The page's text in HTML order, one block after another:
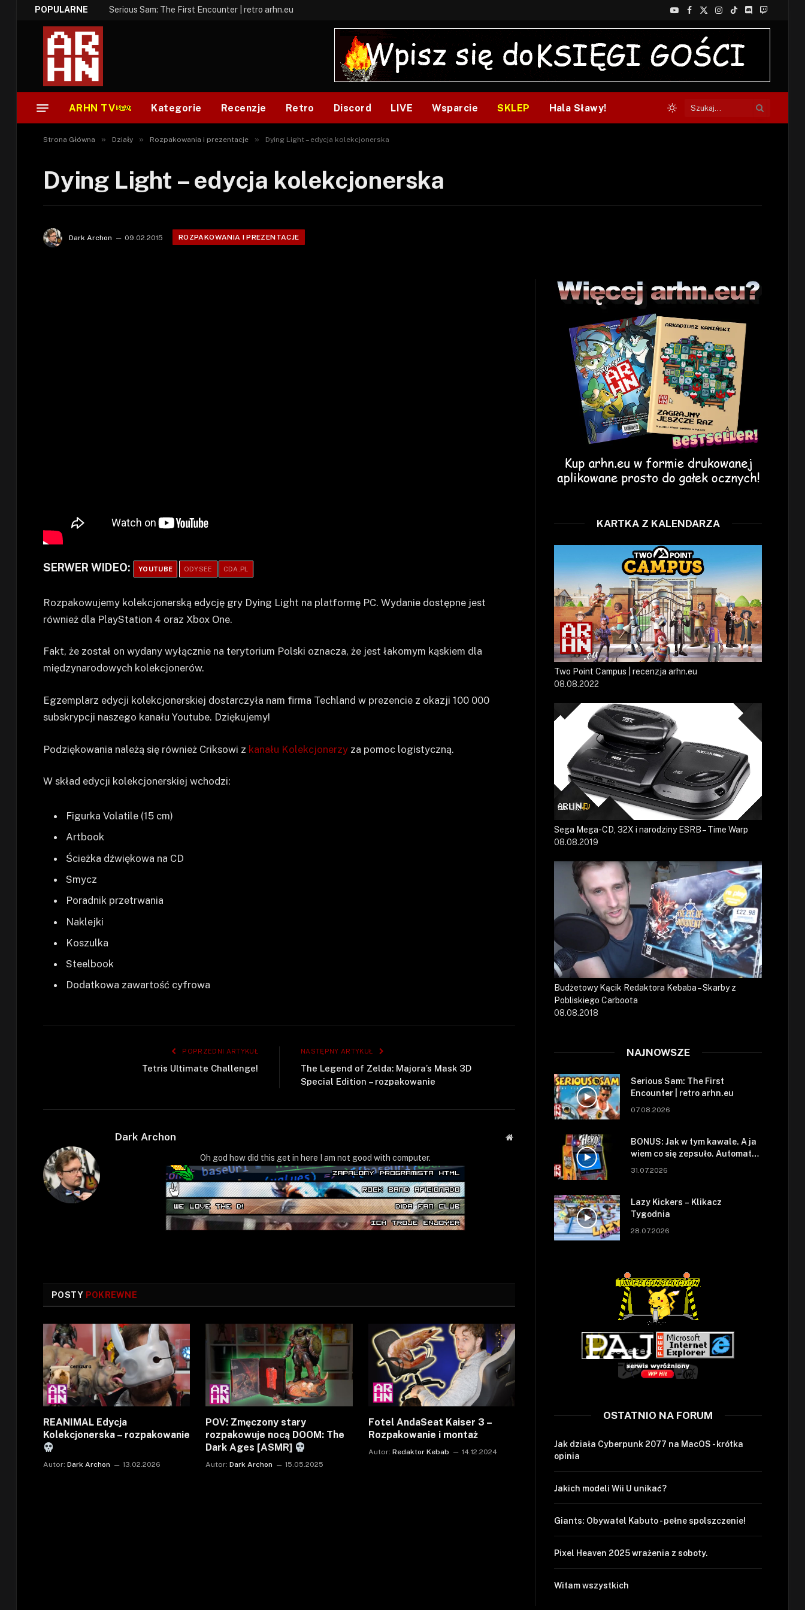
POPULARNE Serious Sam: The First Encounter | retro arhn.eu
YouTube
Facebook
X
(Twitter)
Instagram
TikTokDiscordTwitch
ARHN TV Kategorie Recenzje Retro Discord LIVE Wsparcie SKLEP Hala Sławy!
Strona Główna » Działy » Rozpakowania i prezentacje » Dying Light – edycja kolekcjonerska
Dying Light – edycja kolekcjonerska
Dark Archon 09.02.2015 ROZPAKOWANIA I PREZENTACJE
SERWER WIDEO: YOUTUBE ODYSEE CDA.PL
Rozpakowujemy kolekcjonerską edycję gry Dying Light na platformę PC. Wydanie dostępne jest
również dla PlayStation 4 oraz Xbox One.
Fakt, że został on wydany wyłącznie na terytorium Polski oznacza, że jest łakomym kąskiem dla
międzynarodowych kolekcjonerów.
Egzemplarz edycji kolekcjonerskiej dostarczyła nam firma Techland w prezencie z okazji 100 000
subskrypcji naszego kanału Youtube. Dziękujemy!
Podziękowania należą się również Criksowi z kanału Kolekcjonerzy za pomoc logistyczną.
W skład edycji kolekcjonerskiej wchodzi:
Figurka Volatile (15 cm)
Artbook
Ścieżka dźwiękowa na CD
Smycz
Poradnik przetrwania
Naklejki
Koszulka
Steelbook
Dodatkowa zawartość cyfrowa
POPRZEDNI ARTYKUŁ
Tetris Ultimate Challenge!
NASTĘPNY ARTYKUŁ
The Legend of Zelda: Majora’s Mask 3D
Special Edition – rozpakowanie
Dark Archon
Strona
Oh god how did this get in here I am not good with computer.
POSTY POKREWNE
REANIMAL Edycja
Kolekcjonerska – rozpakowanie
Autor: Dark Archon 13.02.2026
POV: Zmęczony stary
rozpakowuje nocą DOOM: The
Dark Ages [ASMR]
Autor: Dark Archon 15.05.2025
Fotel AndaSeat Kaiser 3 –
Rozpakowanie i montaż
Autor: Redaktor Kebab 14.12.2024
KARTKA Z KALENDARZA
Two Point Campus | recenzja arhn.eu
08.08.2022
Sega Mega-CD, 32X i narodziny ESRB – Time Warp
08.08.2019
Budżetowy Kącik Redaktora Kebaba – Skarby z
Pobliskiego Carboota
08.08.2018
NAJNOWSZE
Serious Sam: The First
Encounter | retro arhn.eu
07.08.2026
BONUS: Jak w tym kawale. A ja
wiem co się zepsuło. Automat
się zepsuł.
31.07.2026
Lazy Kickers – Klikacz
Tygodnia
28.07.2026
OSTATNIO NA FORUM
Jak działa Cyberpunk 2077 na MacOS - krótka
opinia
Jakich modeli Wii U unikać?
Giants: Obywatel Kabuto - pełne spolszczenie!
Pixel Heaven 2025 wrażenia z soboty.
Witam wszystkich